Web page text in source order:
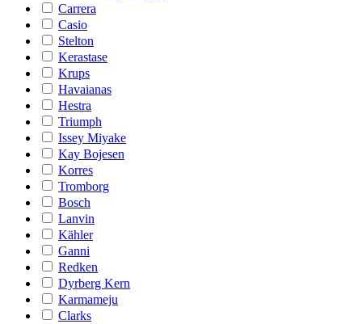
Carrera
Casio
Stelton
Kerastase
Krups
Havaianas
Hestra
Triumph
Issey Miyake
Kay Bojesen
Korres
Tromborg
Bosch
Lanvin
Kähler
Ganni
Redken
Dyrberg Kern
Karmameju
Clarks